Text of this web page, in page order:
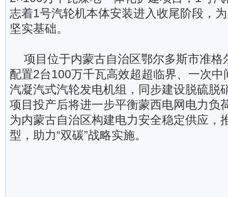
志着1号汽轮机本体安装进入收尾阶段，
坚实基础。
项目位于内蒙古自治区鄂尔多斯市准格
配置2台100万千瓦高效超超临界、一次
汽凝汽式汽轮发电机组，同步建设脱硫脱
项目投产后将进一步平衡蒙西电网电力负
为内蒙古自治区构建电力安全稳定供应，
型，助力“双碳”战略实施。